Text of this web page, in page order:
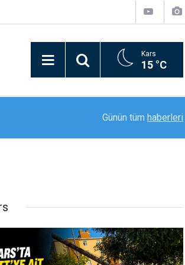
Kars
15 °C
Rektör Prof. Dr. Nusret
Günün tüm haberleri